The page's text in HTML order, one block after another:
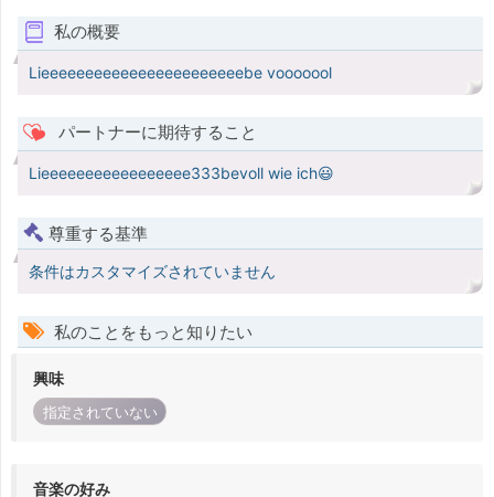
私の概要
Lieeeeeeeeeeeeeeeeeeeeeeebe vooooool
パートナーに期待すること
Lieeeeeeeeeeeeeeeee333bevoll wie ich😃
尊重する基準
条件はカスタマイズされていません
私のことをもっと知りたい
興味
指定されていない
音楽の好み